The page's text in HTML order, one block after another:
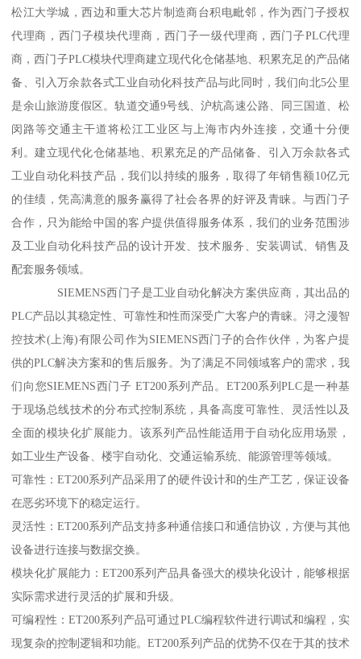
松江大学城，西边和重大芯片制造商台积电毗邻，作为西门子授权
代理商，西门子模块代理商，西门子一级代理商，西门子PLC代理
商，西门子PLC模块代理商建立现代化仓储基地、积累充足的产品储
备、引入万余款各式工业自动化科技产品与此同时，我们向北5公里
是余山旅游度假区。轨道交通9号线、沪杭高速公路、同三国道、松
闵路等交通主干道将松江工业区与上海市内外连接，交通十分便
利。建立现代化仓储基地、积累充足的产品储备、引入万余款各式
工业自动化科技产品，我们以持续的服务，取得了年销售额10亿元
的佳绩，凭高满意的服务赢得了社会各界的好评及青睐。与西门子
合作，只为能给中国的客户提供值得服务体系，我们的业务范围涉
及工业自动化科技产品的设计开发、技术服务、安装调试、销售及
配套服务领域。
SIEMENS西门子是工业自动化解决方案供应商，其出品的
PLC产品以其稳定性、可靠性和性而深受广大客户的青睐。浔之漫智
控技术(上海)有限公司作为SIEMENS西门子的合作伙伴，为客户提
供的PLC解决方案和的售后服务。为了满足不同领域客户的需求，我
们向您SIEMENS西门子 ET200系列产品。ET200系列PLC是一种基
于现场总线技术的分布式控制系统，具备高度可靠性、灵活性以及
全面的模块化扩展能力。该系列产品性能适用于自动化应用场景，
如工业生产设备、楼宇自动化、交通运输系统、能源管理等领域。
可靠性：ET200系列产品采用了的硬件设计和的生产工艺，保证设备
在恶劣环境下的稳定运行。
灵活性：ET200系列产品支持多种通信接口和通信协议，方便与其他
设备进行连接与数据交换。
模块化扩展能力：ET200系列产品具备强大的模块化设计，能够根据
实际需求进行灵活的扩展和升级。
可编程性：ET200系列产品可通过PLC编程软件进行调试和编程，实
现复杂的控制逻辑和功能。ET200系列产品的优势不仅在于其的技术